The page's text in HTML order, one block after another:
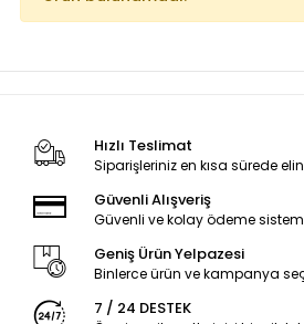
Hızlı Teslimat
Siparişleriniz en kısa sürede
Güvenli Alışveriş
Güvenli ve kolay ödeme
Geniş Ürün Yelpazesi
Binlerce ürün ve kampanya
7 / 24 DESTEK